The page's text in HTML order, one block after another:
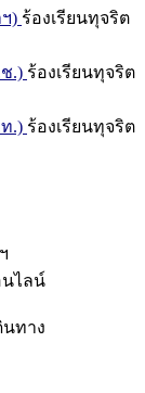
) ร้องเรียนทุจริต
.) ร้องเรียนทุจริต
.) ร้องเรียนทุจริต
ไลน์
นทาง